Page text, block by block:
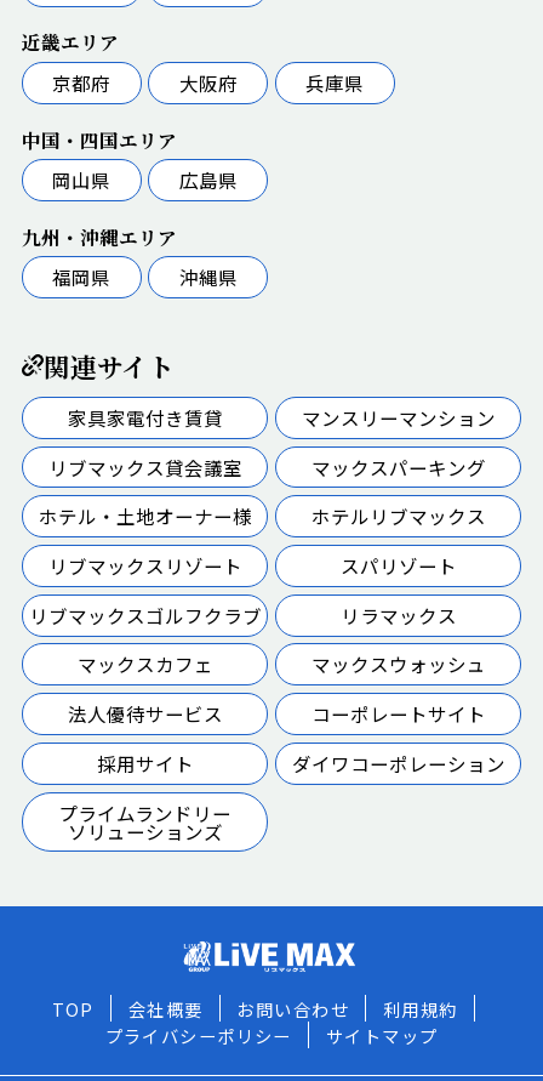
近畿エリア
京都府
大阪府 兵庫県
中国・四国エリア
岡山県
広島県
九州・沖縄エリア
福岡県
沖縄県
関連サイト
家具家電付き賃貸
マンスリーマンション
リブマックス貸会議室
マックスパーキング
ホテル・土地オーナー様
ホテルリブマックス
リブマックスリゾート
スパリゾート
リブマックスゴルフクラブ
リラマックス
マックスカフェ
マックスウォッシュ
法人優待サービス
コーポレートサイト
採用サイト
ダイワコーポレーション
プライムランドリー
ソリューションズ
TOP 会社概要 お問い合わせ
利用規約
プライバシーポリシー
サイトマップ